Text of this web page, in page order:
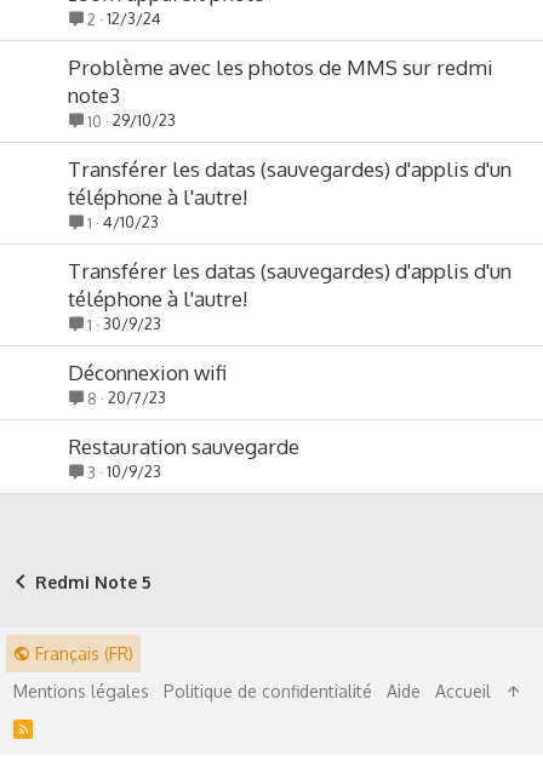
2 12/3/24
Problème avec les photos de MMS sur redmi
note3
10 29/10/23
Transférer les datas (sauvegardes) d'applis d'un
téléphone à l'autre!
1 4/10/23
Transférer les datas (sauvegardes) d'applis d'un
téléphone à l'autre!
1 30/9/23
Déconnexion wifi
8 20/7/23
Restauration sauvegarde
3 10/9/23
Redmi Note 5
Français (FR)
Mentions légales
Politique de confidentialité Aide Accueil
R